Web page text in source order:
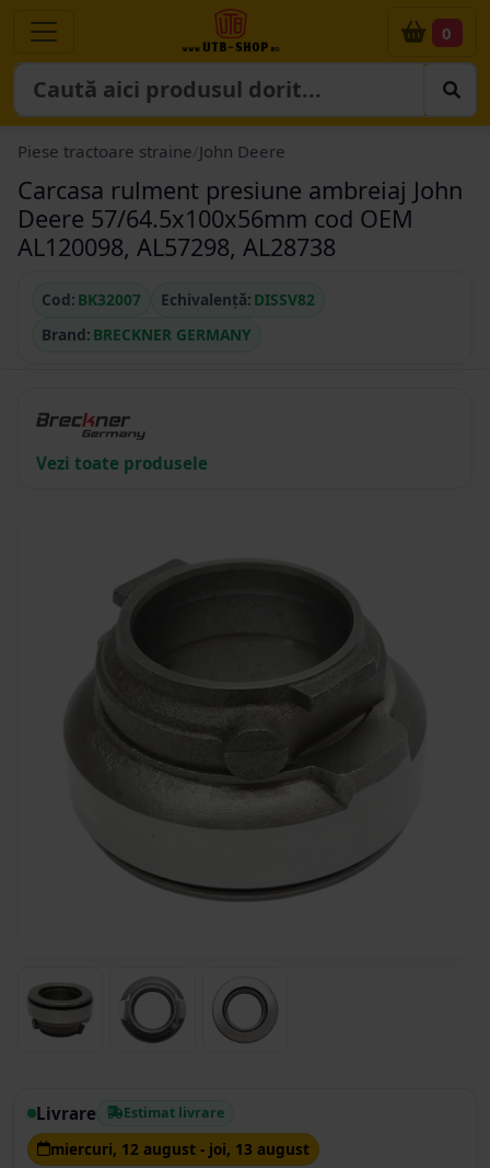
0
Piese tractoare straine John Deere
Carcasa rulment presiune ambreiaj John
Deere 57/64.5x100x56mm cod OEM
AL120098, AL57298, AL28738
Cod: BK32007 Echivalență: DISSV82
Brand: BRECKNER GERMANY
Vezi toate produsele
Livrare Estimat livrare
miercuri, 12 august - joi, 13 august